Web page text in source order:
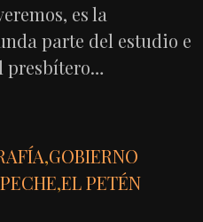
es la
parte del estudio e
presbítero…
,GOBIERNO
,EL PETÉN